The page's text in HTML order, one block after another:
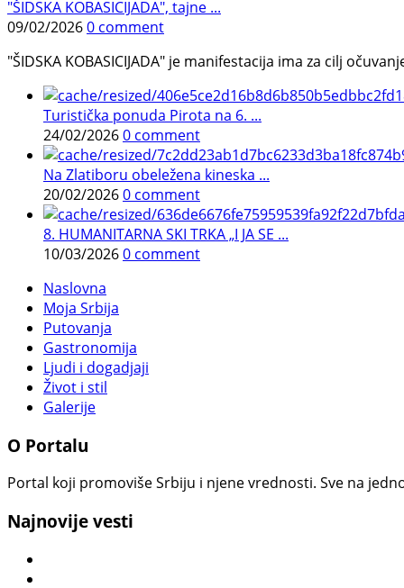
"ŠIDSKA KOBASICIJADA", tajne ...
09/02/20260 comment
"ŠIDSKA KOBASICIJADA" je manifestacija ima za cilj
Turistička ponuda Pirota na 6. ...
24/02/20260 comment
Na Zlatiboru obeležena kineska ...
20/02/20260 comment
8. HUMANITARNA SKI TRKA „I JA SE ...
10/03/20260 comment
Naslovna
Moja Srbija
Putovanja
Gastronomija
Ljudi i dogadjaji
Život i stil
Galerije
O Portalu
Portal koji promoviše Srbiju i njene vrednosti. Sve na
Najnovije vesti